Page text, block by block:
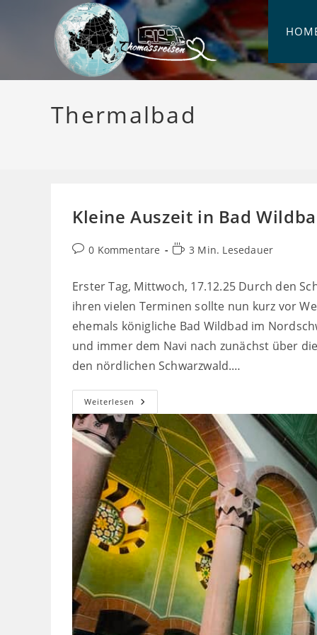
Thermalbad
Kleine Auszeit in Bad
Beitrags-
0 Kommentare Lesedauer:
3 Min. Lesedauer
Erster Tag, Mittwoch, 17.12.25 Durch den
ihren vielen Terminen sollte nun kurz vor
ehemals königliche Bad Wildbad im
und immer dem Navi nach zunächst über
den nördlichen Schwarzwald.…
Weiterlesen Kleine
Auszeit
In
Bad
Wildbad